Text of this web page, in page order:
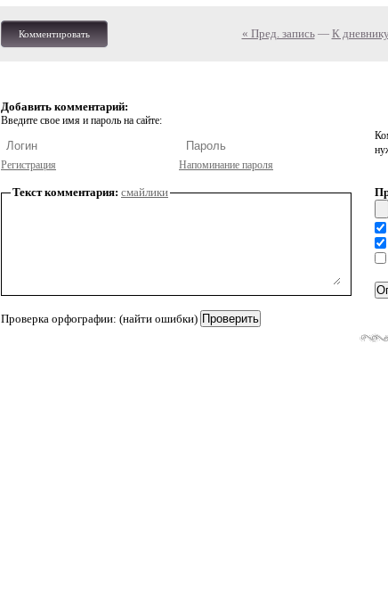
Комментировать « Пред. запись— К дневнику
Добавить комментарий:
Введите свое имя и пароль на сайте:
Регистрация Напоминание пароля
Текст комментария: смайлики
Проверка орфографии: (найти ошибки)